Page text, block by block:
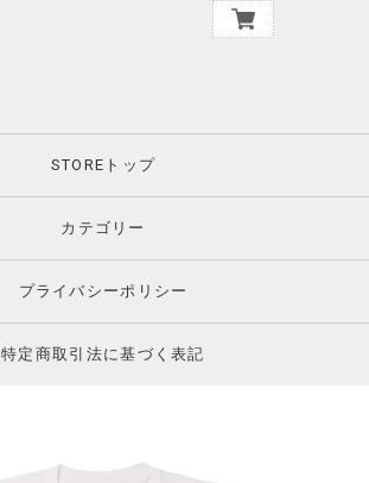
STOREトップ
カテゴリー
プライバシーポリシー
特定商取引法に基づく表記